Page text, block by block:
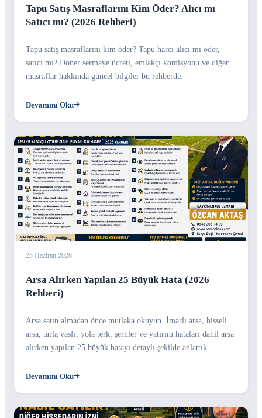
Tapu Satış Masraflarını Kim Öder? Alıcı mı
Satıcı mı? (2026 Rehberi)
Tapu satış masraflarını kim öder? Tapu harcı alıcı mı öder,
satıcı mı? Döner sermaye ücreti, emlakçı komisyonu ve diğer
masraflar hakkında güncel bilgiler bu rehberde.
Devamını Oku
25 Haziran 2026
Arsa Alırken Yapılan 25 Büyük Hata (2026
Rehberi)
Arsa satın almadan önce mutlaka okuyun. İmarlı arsa, hisseli
arsa, tarla vasfı, yola terk, şerhler ve yatırım hataları dahil arsa
alırken yapılan 25 büyük hatayı detaylı şekilde anlattık.
Devamını Oku